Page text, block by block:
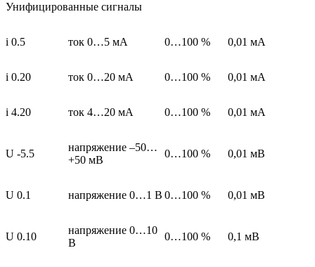
Унифицированные сигналы
i 0.5 ток 0…5 мА 0…100 % 0,01 мА
i 0.20 ток 0…20 мA 0…100 % 0,01 мА
i 4.20 ток 4…20 мА 0…100 % 0,01 мА
U -5.5
напряжение –50…
+50 мВ
0…100 % 0,01 мВ
U 0.1 напряжение 0…1 В 0…100 % 0,01 мВ
U 0.10
напряжение 0…10
В
0…100 % 0,1 мВ